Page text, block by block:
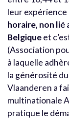
leur expérience
horaire, non lié
Belgiqueet
(Association
à laquelle
la générosité
Vlaanderen a
multinationale
pratique le